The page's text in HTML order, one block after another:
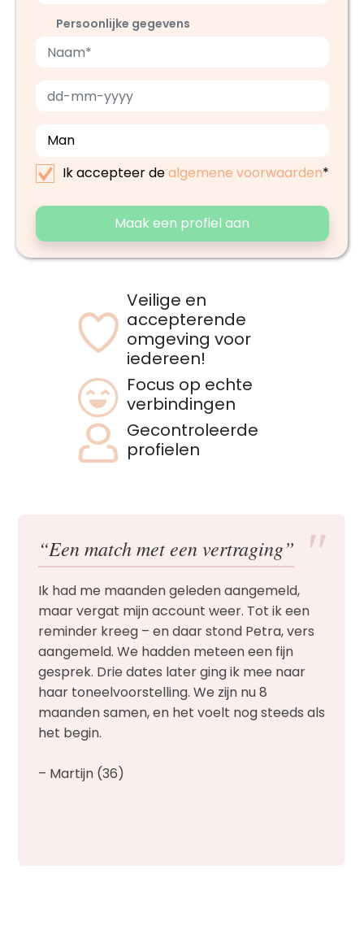
Persoonlijke gegevens
Ik accepteer dealgemene voorwaarden*
Maak een profiel aan
Veilige en
accepterende
omgeving voor
iedereen!
Focus op echte
verbindingen
Gecontroleerde
profielen
″
“Een match met een vertraging”
Ik had me maanden geleden aangemeld,
maar vergat mijn account weer. Tot ik een
reminder kreeg – en daar stond Petra, vers
aangemeld. We hadden meteen een fijn
gesprek. Drie dates later ging ik mee naar
haar toneelvoorstelling. We zijn nu 8
maanden samen, en het voelt nog steeds als
het begin.
– Martijn (36)